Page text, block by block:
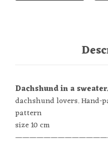
Dachshund in a sweater.
dachshund lovers. Hand-
pattern
size 10 cm